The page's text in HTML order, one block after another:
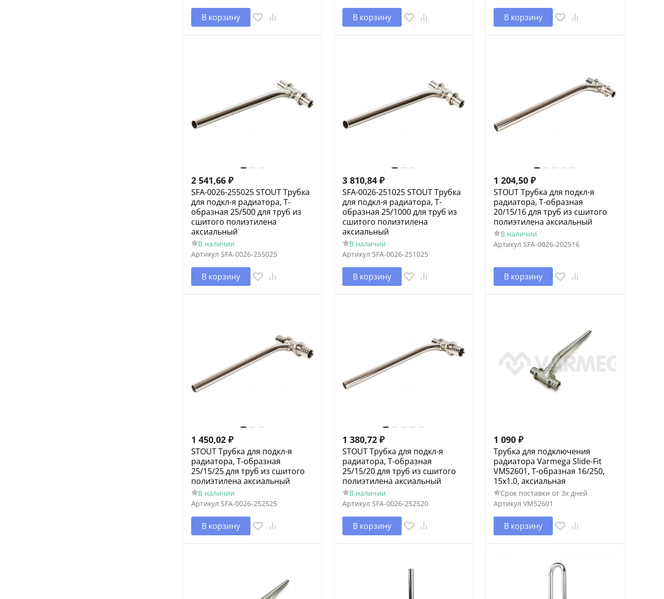
В корзину В корзину В корзину
2 541,66 ₽
SFA-0026-255025 STOUT Трубка
для подкл-я радиатора, Т-
образная 25/500 для труб из
сшитого полиэтилена
аксиальный
В наличии
Артикул SFA-0026-255025
В корзину
3 810,84 ₽
SFA-0026-251025 STOUT Трубка
для подкл-я радиатора, Т-
образная 25/1000 для труб из
сшитого полиэтилена
аксиальный
В наличии
Артикул SFA-0026-251025
В корзину
1 204,50 ₽
STOUT Трубка для подкл-я
радиатора, Т-образная
20/15/16 для труб из сшитого
полиэтилена аксиальный
В наличии
Артикул SFA-0026-202516
В корзину
1 450,02 ₽
STOUT Трубка для подкл-я
радиатора, Т-образная
25/15/25 для труб из сшитого
полиэтилена аксиальный
В наличии
Артикул SFA-0026-252525
В корзину
1 380,72 ₽
STOUT Трубка для подкл-я
радиатора, Т-образная
25/15/20 для труб из сшитого
полиэтилена аксиальный
В наличии
Артикул SFA-0026-252520
В корзину
1 090 ₽
Трубка для подключения
радиатора Varmega Slide-Fit
VM52601, Т-образная 16/250,
15х1.0, аксиальная
Срок поставки от 3х дней
Артикул VM52601
В корзину